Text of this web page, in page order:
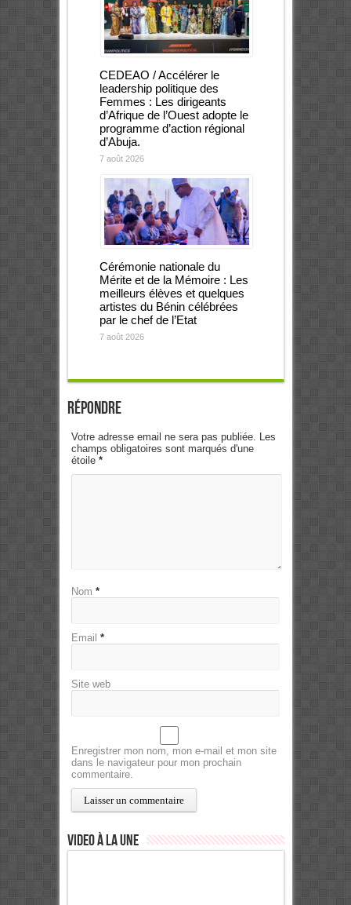
CEDEAO / Accélérer le
leadership politique des
Femmes : Les dirigeants
d’Afrique de l’Ouest adopte le
programme d’action régional
d’Abuja.
7 août 2026
Cérémonie nationale du
Mérite et de la Mémoire : Les
meilleurs élèves et quelques
artistes du Bénin célébrées
par le chef de l’Etat
7 août 2026
Répondre
Votre adresse email ne sera pas publiée. Les
champs obligatoires sont marqués d'une
étoile *
Nom *
Email *
Site web
Enregistrer mon nom, mon e-mail et mon site
dans le navigateur pour mon prochain
commentaire.
Video à la Une